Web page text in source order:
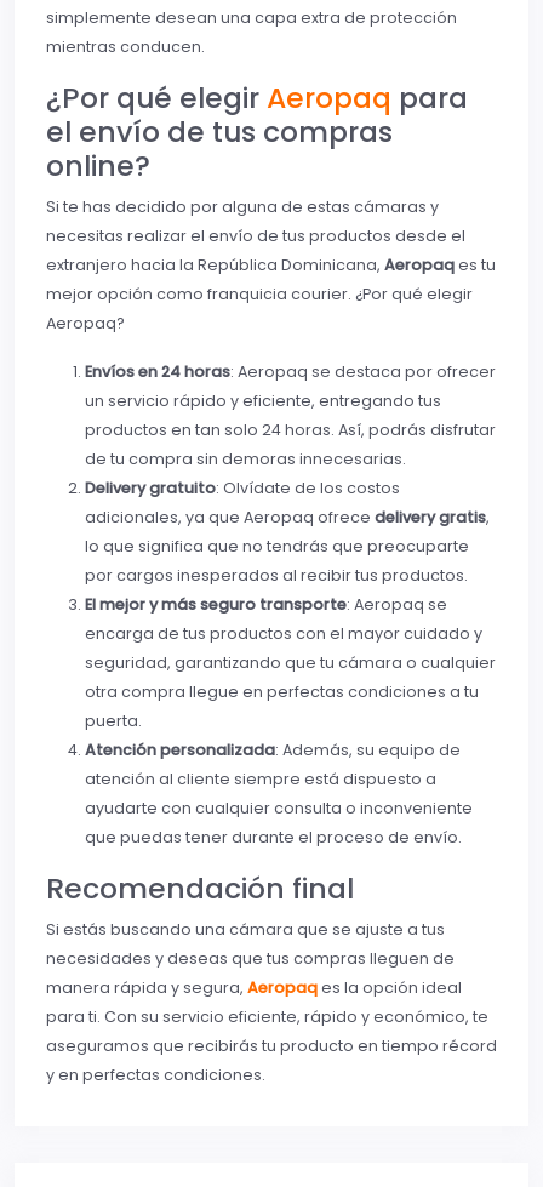
simplemente desean una capa extra de protección
mientras conducen.
¿Por qué elegir Aeropaq para
el envío de tus compras
online?
Si te has decidido por alguna de estas cámaras y
necesitas realizar el envío de tus productos desde el
extranjero hacia la República Dominicana, Aeropaqes tu
mejor opción como franquicia courier. ¿Por qué elegir
Aeropaq?
Envíos en 24 horas: Aeropaq se destaca por ofrecer
un servicio rápido y eficiente, entregando tus
productos en tan solo 24 horas. Así, podrás disfrutar
de tu compra sin demoras innecesarias.
Delivery gratuito: Olvídate de los costos
adicionales, ya que Aeropaq ofrece delivery gratis,
lo que significa que no tendrás que preocuparte
por cargos inesperados al recibir tus productos.
El mejor y más seguro transporte: Aeropaq se
encarga de tus productos con el mayor cuidado y
seguridad, garantizando que tu cámara o cualquier
otra compra llegue en perfectas condiciones a tu
puerta.
Atención personalizada: Además, su equipo de
atención al cliente siempre está dispuesto a
ayudarte con cualquier consulta o inconveniente
que puedas tener durante el proceso de envío.
Recomendación final
Si estás buscando una cámara que se ajuste a tus
necesidades y deseas que tus compras lleguen de
manera rápida y segura, Aeropaqes la opción ideal
para ti. Con su servicio eficiente, rápido y económico, te
aseguramos que recibirás tu producto en tiempo récord
y en perfectas condiciones.